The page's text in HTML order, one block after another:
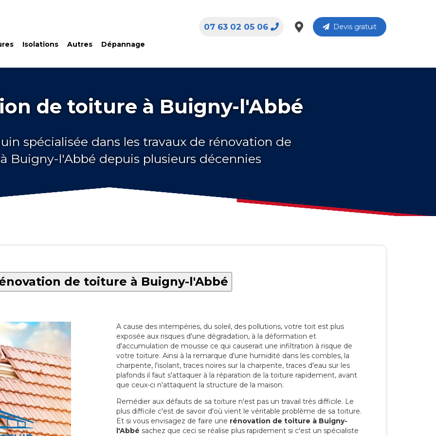
Isolations Autres Dépannage
Devis gratuit
07 63 02 05 06
de toiture à Buigny-l'Abbé
spécialisée dans les travaux de rénovation de
Buigny-l'Abbé depuis plusieurs décennies
de toiture à Buigny-l'Abbé
A cause des intempéries, du soleil, des pollutions, votre toit est plus
exposée aux risques d'une dégradation, à la déformation et
d'accumulation de mousse ce qui causerait une infiltration à risque de
votre toiture. Ainsi à la remarque d'une humidité dans les combles, la
charpente, l'isolant, traces noires sur la charpente, traces d'eau sur les
plafonds il faut s'attaquer à la réparation de la toiture rapidement, avant
que ceux-ci n'attaquent la structure de la maison.
Remédier aux défauts de sa toiture n'est pas un travail très difficile. Le
plus difficile c'est de savoir d'où vient le véritable problème de sa toiture.
Et si vous envisagez de faire une rénovation de toiture à Buigny-
l'Abbé sachez que ceci se réalise plus rapidement si c'est un spécialiste